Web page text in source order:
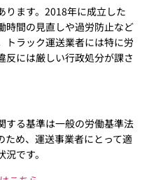
ります。2018年に成立した
時間の見直しや過労防止など
トラック運送業者には特に労
反には厳しい行政処分が課さ
する基準は一般の労働基準法
ため、運送事業者にとって適
です。